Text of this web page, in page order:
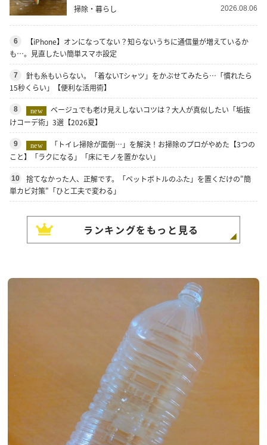
掃除・暮らし 2026.08.06
6
【iPhone】オンになってない？知らないうちに通信量が増えているか
も…。見直したい簡単スマホ設定
7
針も糸もいらない。「着ないTシャツ」をかぶせてみたら…「慣れたら
15秒くらい」【便利な活用術】
8 new
ベージュでも老け見えしないコツは？大人が真似したい「垢抜
けコーデ術」3選【2026夏】
9 new
「トイレ掃除が面倒…」を解決！お掃除のプロがやめた【3つの
こと】「ラクになる」「床にモノを置かない」
10
捨てなかった人、正解です。「ペットボトルのふた」を置くだけの"簡
単カビ対策"「ひと工夫で変わる」
ランキングをもっと見る